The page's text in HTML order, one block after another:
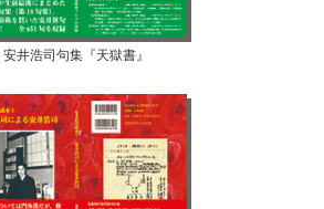
安井浩司句集『天獄書』